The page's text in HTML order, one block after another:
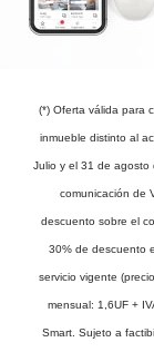
(*) Oferta válida para
inmueble distinto al
Julio y el 31 de agosto
comunicación de
descuento sobre el
30% de descuento
servicio vigente
mensual: 1,6UF +
Smart. Sujeto a